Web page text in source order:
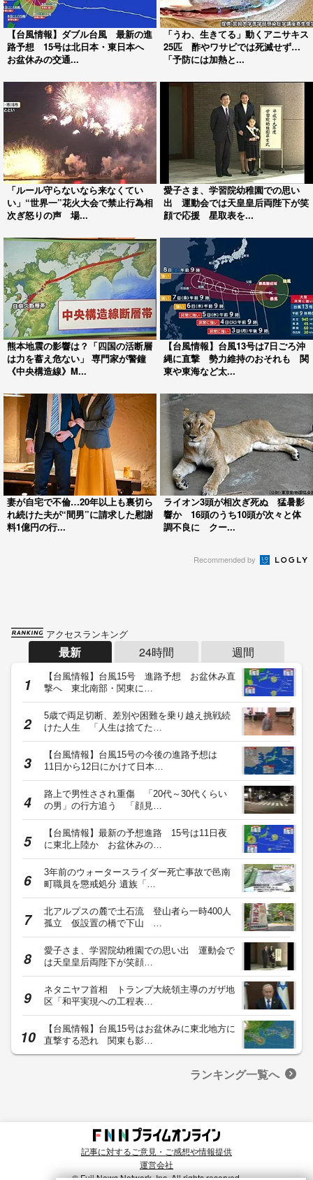
【台風情報】ダブル台風 最新の進
路予想 15号は北日本・東日本へ
お盆休みの交通...
「うわ、生きてる」動くアニサキス
25匹 酢やワサビでは死滅せず…
「予防には加熱と...
「ルール守らないなら来なくてい
い」“世界一”花火大会で禁止行為相
次ぎ怒りの声 場...
愛子さま、学習院幼稚園での思い
出 運動会では天皇皇后両陛下が笑
顔で応援 星取表を...
熊本地震の影響は？「四国の活断層
は力を蓄え危ない」 専門家が警鐘
《中央構造線》M...
【台風情報】台風13号は7日ごろ沖
縄に直撃 勢力維持のおそれも 関
東や東海など太...
妻が自宅で不倫…20年以上も裏切ら
れ続けた夫が“間男”に請求した慰謝
料1億円の行...
ライオン3頭が相次ぎ死ぬ 猛暑影
響か 16頭のうち10頭が次々と体
調不良に クー...
Recommended by
アクセスランキング
最新 24時間 週間
【台風情報】台風15号 進路予想 お盆休み直
撃へ 東北南部・関東に…
5歳で両足切断、差別や困難を乗り越え挑戦続
けた人生 「人生は捨てた…
【台風情報】台風15号の今後の進路予想は
11日から12日にかけて日本…
路上で男性さされ重傷 「20代～30代くらい
の男」の行方追う 「顔見…
【台風情報】最新の予想進路 15号は11日夜
に東北上陸か お盆休みの…
3年前のウォータースライダー死亡事故で邑南
町職員を懲戒処分 遺族「…
北アルプスの麓で土石流 登山者ら一時400人
孤立 仮設置の橋で下山 …
愛子さま、学習院幼稚園での思い出 運動会で
は天皇皇后両陛下が笑顔…
ネタニヤフ首相 トランプ大統領主導のガザ地
区「和平実現への工程表…
【台風情報】台風15号はお盆休みに東北地方に
直撃する恐れ 関東も影…
ランキング一覧へ
記事に対するご意見・ご感想や情報提供
運営会社
© Fuji News Network, Inc. All rights reserved.